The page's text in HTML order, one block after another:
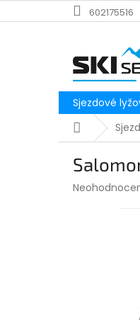
na
602175516
Sjezdové
Domů
Průměrné